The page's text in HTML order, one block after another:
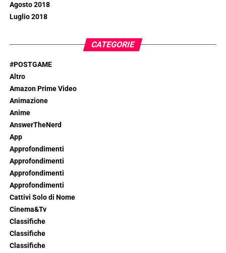
Agosto 2018
Luglio 2018
CATEGORIE
#POSTGAME
Altro
Amazon Prime Video
Animazione
Anime
AnswerTheNerd
App
Approfondimenti
Approfondimenti
Approfondimenti
Approfondimenti
Cattivi Solo di Nome
Cinema&Tv
Classifiche
Classifiche
Classifiche